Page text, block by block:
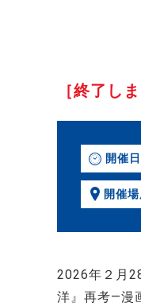
［終了し
開催
開催
2026年２月
洋』再考―漫